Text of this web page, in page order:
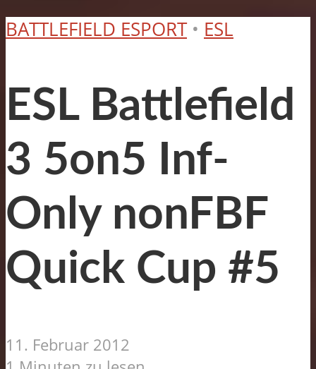
BATTLEFIELD ESPORT • ESL
ESL Battlefield
3 5on5 Inf-
Only nonFBF
Quick Cup #5
11. Februar 2012